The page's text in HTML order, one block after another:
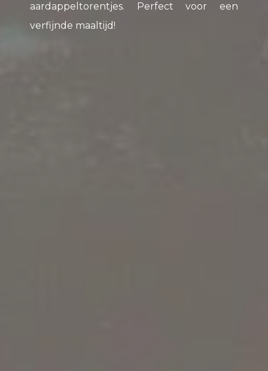
aardappeltorentjes. Perfect voor een
verfijnde maaltijd!